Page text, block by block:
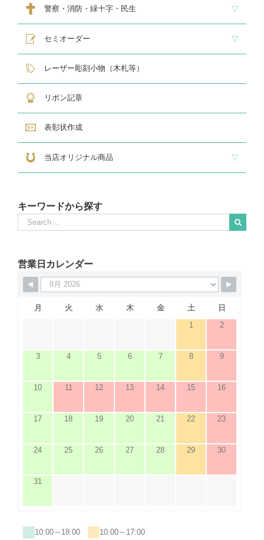
スタンダードクリスタル１
スタンダードクリスタル２
ゴルフ専用クリスタル
警察・消防・緑十字・民生
レリーフ交換式各種
民生・緑十字専用楯
自衛隊専用
警察消防関連メダル
セミオーダー
サンドブラスト
レーザー彫刻楯
フルカラーダイレクトプリント
インクジェットプリントエポ
オリジナル木札
レーザー彫刻小物（木札等）
リボン記章
表彰状作成
当店オリジナル商品
キーワードから探す
Search
for:
営業日カレンダー
月 火 水 木 金 土
日
1
2
3 4 5 6 7 8 9
10 11 12 13 14 15 16
17 18 19 20 21 22 23
24 25 26 27 28 29 30
31
10:00～18:00
10:00～17:00